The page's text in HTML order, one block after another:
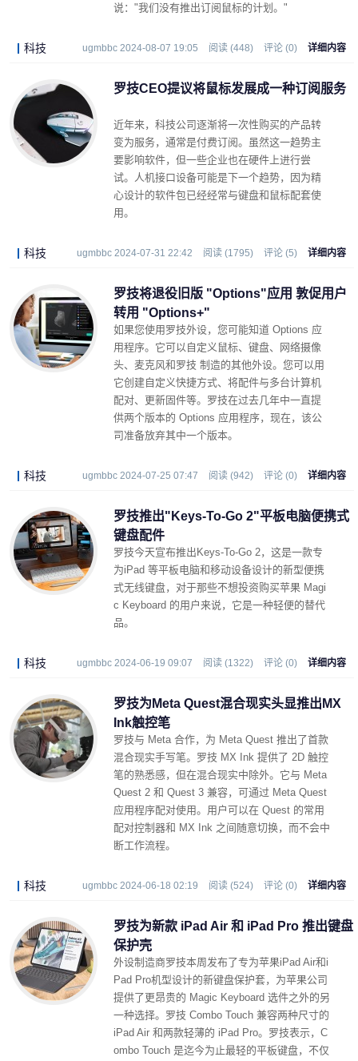
说："我们没有推出订阅鼠标的计划。"
科技 ugmbbc 2024-08-07 19:05 阅读 (448) 评论 (0) 详细内容
罗技CEO提议将鼠标发展成一种订阅服务
近年来，科技公司逐渐将一次性购买的产品转
变为服务，通常是付费订阅。虽然这一趋势主
要影响软件，但一些企业也在硬件上进行尝
试。人机接口设备可能是下一个趋势，因为精
心设计的软件包已经经常与键盘和鼠标配套使
用。
科技 ugmbbc 2024-07-31 22:42 阅读 (1795) 评论 (5) 详细内容
罗技将退役旧版 "Options"应用 敦促用户
转用 "Options+"
如果您使用罗技外设，您可能知道 Options 应
用程序。它可以自定义鼠标、键盘、网络摄像
头、麦克风和罗技 制造的其他外设。您可以用
它创建自定义快捷方式、将配件与多台计算机
配对、更新固件等。罗技在过去几年中一直提
供两个版本的 Options 应用程序，现在，该公
司准备放弃其中一个版本。
科技 ugmbbc 2024-07-25 07:47 阅读 (942) 评论 (0) 详细内容
罗技推出"Keys-To-Go 2"平板电脑便携式
键盘配件
罗技今天宣布推出Keys-To-Go 2，这是一款专
为iPad 等平板电脑和移动设备设计的新型便携
式无线键盘，对于那些不想投资购买苹果 Magi
c Keyboard 的用户来说，它是一种轻便的替代
品。
科技 ugmbbc 2024-06-19 09:07 阅读 (1322) 评论 (0) 详细内容
罗技为Meta Quest混合现实头显推出MX
Ink触控笔
罗技与 Meta 合作，为 Meta Quest 推出了首款
混合现实手写笔。罗技 MX Ink 提供了 2D 触控
笔的熟悉感，但在混合现实中除外。它与 Meta
Quest 2 和 Quest 3 兼容，可通过 Meta Quest
应用程序配对使用。用户可以在 Quest 的常用
配对控制器和 MX Ink 之间随意切换，而不会中
断工作流程。
科技 ugmbbc 2024-06-18 02:19 阅读 (524) 评论 (0) 详细内容
罗技为新款 iPad Air 和 iPad Pro 推出键盘
保护壳
外设制造商罗技本周发布了专为苹果iPad Air和i
Pad Pro机型设计的新键盘保护套，为苹果公司
提供了更昂贵的 Magic Keyboard 选件之外的另
一种选择。罗技 Combo Touch 兼容两种尺寸的
iPad Air 和两款轻薄的 iPad Pro。罗技表示，C
ombo Touch 是迄今为止最轻的平板键盘，不仅